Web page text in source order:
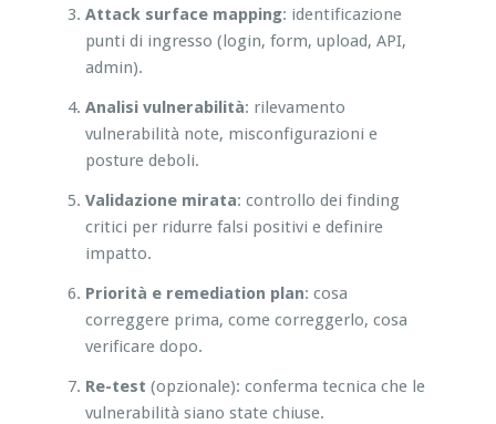
Attack surface mapping: identificazione
punti di ingresso (login, form, upload, API,
admin).
Analisi vulnerabilità: rilevamento
vulnerabilità note, misconfigurazioni e
posture deboli.
Validazione mirata: controllo dei finding
critici per ridurre falsi positivi e definire
impatto.
Priorità e remediation plan: cosa
correggere prima, come correggerlo, cosa
verificare dopo.
Re-test (opzionale): conferma tecnica che le
vulnerabilità siano state chiuse.